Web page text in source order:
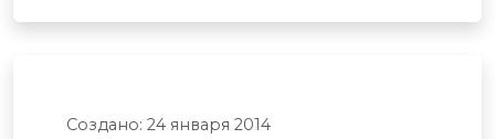
Создано: 24 января 2014